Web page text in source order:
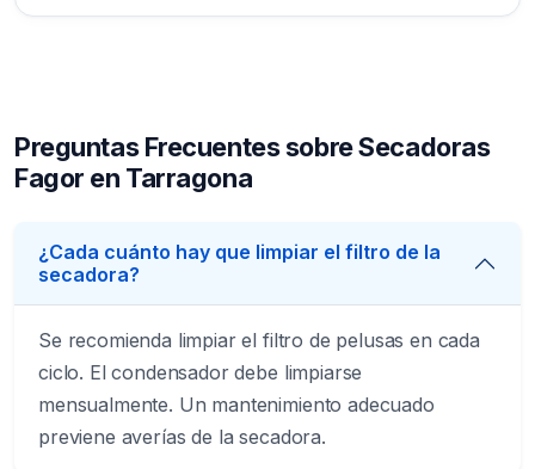
Preguntas Frecuentes sobre Secadoras
Fagor en Tarragona
¿Cada cuánto hay que limpiar el filtro de la
secadora?
Se recomienda limpiar el filtro de pelusas en cada
ciclo. El condensador debe limpiarse
mensualmente. Un mantenimiento adecuado
previene averías de la secadora.